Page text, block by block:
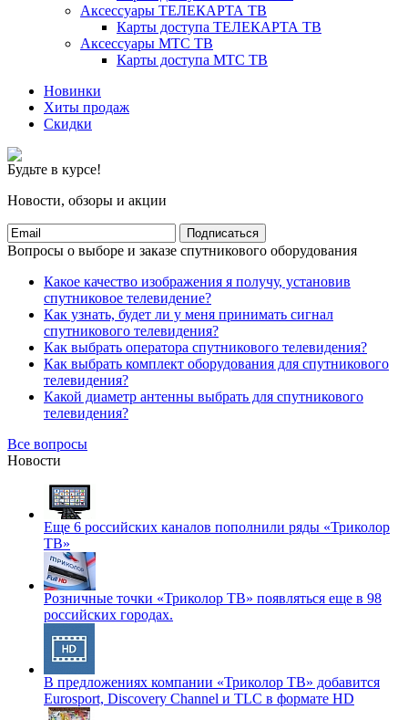
Аксессуары ТЕЛЕКАРТА ТВ
Карты доступа ТЕЛЕКАРТА ТВ
Аксессуары МТС ТВ
Карты доступа МТС ТВ
Новинки
Хиты продаж
Скидки
Будьте в курсе!
Новости, обзоры и акции
Подписаться
Вопросы о выборе и заказе спутникового оборудования
Какое качество изображения я получу, установив
спутниковое телевидение?
Как узнать, будет ли у меня принимать сигнал
спутникового телевидения?
Как выбрать оператора спутникового телевидения?
Как выбрать комплект оборудования для спутникового
телевидения?
Какой диаметр антенны выбрать для спутникового
телевидения?
Все вопросы
Новости
Еще 6 российских каналов пополнили ряды «Триколор
ТВ»
Розничные точки «Триколор ТВ» появляться еще в 98
российских городах.
В предложениях компании «Триколор ТВ» добавится
Eurosport, Discovery Channel и TLC в формате HD